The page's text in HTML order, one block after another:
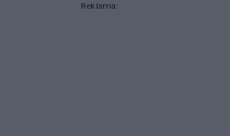
Reklama: